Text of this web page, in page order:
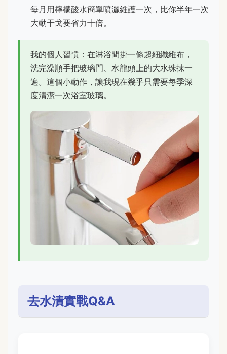
每月用檸檬酸水簡單噴灑維護一次，比你半年一次
大動干戈要省力十倍。
我的個人習慣：在淋浴間掛一條超細纖維布，
洗完澡順手把玻璃門、水龍頭上的大水珠抹一
遍。這個小動作，讓我現在幾乎只需要每季深
度清潔一次浴室玻璃。
去水漬實戰Q&A